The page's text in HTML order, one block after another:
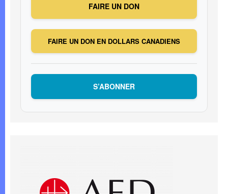
FAIRE UN DON
FAIRE UN DON EN DOLLARS CANADIENS
S’ABONNER